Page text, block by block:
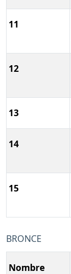
11
12
13
14
15
BRONCE
Nombre